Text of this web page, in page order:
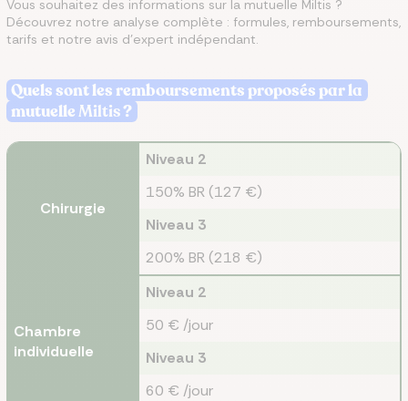
Vous souhaitez des informations sur la mutuelle Miltis ?
Découvrez notre analyse complète : formules, remboursements,
tarifs et notre avis d'expert indépendant.
Quels sont les remboursements proposés par la
mutuelleMiltis?
Chirurgie
Niveau 2
150% BR (127 €)
Niveau 3
200% BR (218 €)
Chambre
individuelle
Niveau 2
50 € /jour
Niveau 3
60 € /jour